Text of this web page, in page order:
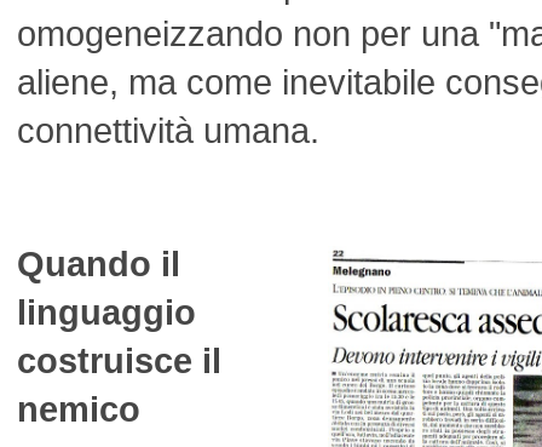
omogeneizzando non per una
aliene, ma come inevitabile
connettività umana.
Quando il
linguaggio
costruisce il
nemico